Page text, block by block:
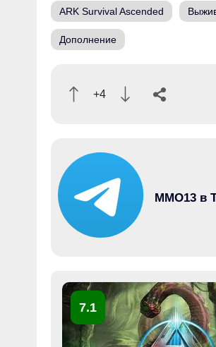
ARK Survival Ascended
Дополнение
+4
MMO13 в
7.1